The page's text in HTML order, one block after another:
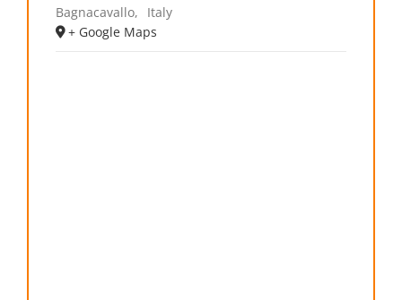
Bagnacavallo,
Italy
+ Google Maps